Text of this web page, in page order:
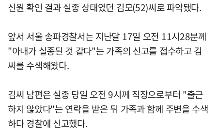
신원 확인 결과 실종 상태였던 김모(52)씨로 파악됐다.
앞서 서울 송파경찰서는 지난달 17일 오전 11시28분께
"아내가 실종된 것 같다"는 가족의 신고를 접수하고 김
씨를 수색해왔다.
김씨 남편은 실종 당일 오전 9시께 직장으로부터 "출근
하지 않았다"는 연락을 받은 뒤 가족과 함께 주변을 수색
하다 경찰에 신고했다.